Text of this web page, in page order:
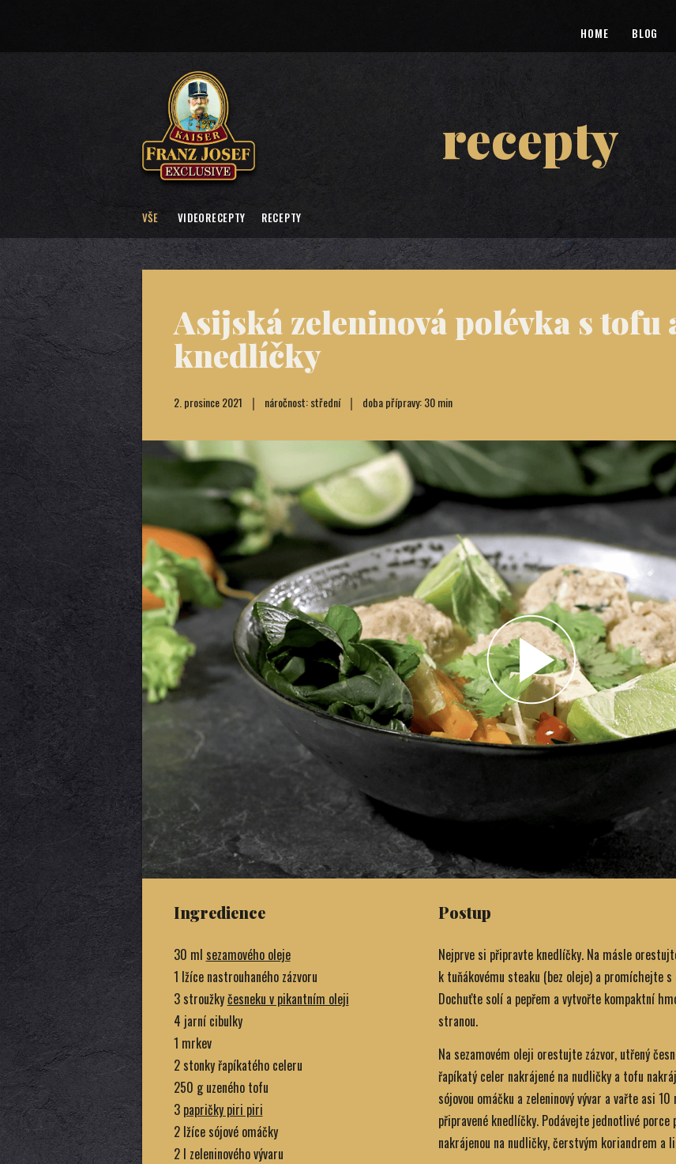
HOME BLOG
recepty
VŠE VIDEORECEPTY RECEPTY
Asijská zeleninová polévka s tofu
knedlíčky
2. prosince 2021 náročnost: střední doba přípravy: 30 min
Ingredience
30 ml sezamového oleje
1 lžíce nastrouhaného zázvoru
3 stroužkyčesneku v pikantním oleji
4 jarní cibulky
1 mrkev
2 stonky řapíkatého celeru
250 g uzeného tofu
3 papričky piri piri
2 lžíce sójové omáčky
2 l zeleninového vývaru
Postup
Nejprve si připravte knedlíčky. Na másle
k tuňákovému steaku (bez oleje) a promíchejte
Dochuťte solí a pepřem a vytvořte kompaktní
stranou.
Na sezamovém oleji orestujte zázvor, utřený
řapíkatý celer nakrájené na nudličky a tofu
sójovou omáčku a zeleninový vývar a vařte asi
připravené knedlíčky. Podávejte jednotlivé
nakrájenou na nudličky, čerstvým koriandrem a